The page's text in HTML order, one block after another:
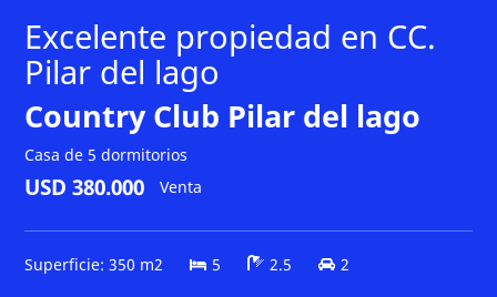
Excelente propiedad en CC.
Pilar del lago
Country Club Pilar del lago
Casa de 5 dormitorios
USD 380.000 Venta
Superficie: 350 m2 5 2.5 2